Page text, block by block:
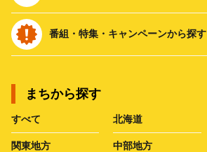
番組・特集・キャンペーンから探す
まちから探す
すべて 北海道
関東地方 中部地方